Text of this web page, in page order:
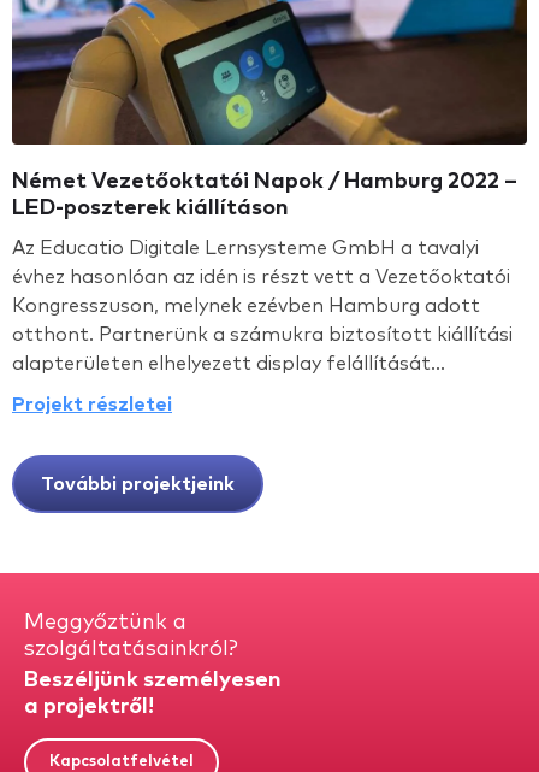
Német Vezetőoktatói Napok / Hamburg 2022 –
LED-poszterek kiállításon
Az Educatio Digitale Lernsysteme GmbH a tavalyi
évhez hasonlóan az idén is részt vett a Vezetőoktatói
Kongresszuson, melynek ezévben Hamburg adott
otthont. Partnerünk a számukra biztosított kiállítási
alapterületen elhelyezett display felállítását...
Projekt részletei
További projektjeink
Meggyőztünk a
szolgáltatásainkról?
Beszéljünk személyesen
a projektről!
Kapcsolatfelvétel